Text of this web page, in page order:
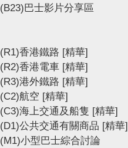
(B23)巴士影片分享區
(R1)香港鐵路 [精華]
(R2)香港電車 [精華]
(R3)港外鐵路 [精華]
(C2)航空 [精華]
(C3)海上交通及船隻 [精華]
(D1)公共交通有關商品 [精華]
(M1)小型巴士綜合討論